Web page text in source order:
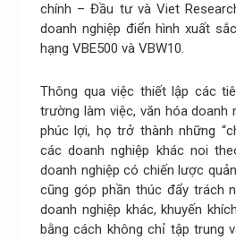
chính – Đầu tư và Viet
doanh nghiệp điển hình xuất
hạng VBE500 và VBW10.
Thông qua việc thiết lập các
trường làm việc, văn hóa doanh
phúc lợi, họ trở thành những
các doanh nghiệp khác noi
doanh nghiệp có chiến lược
cũng góp phần thúc đẩy trách
doanh nghiệp khác, khuyến
bằng cách không chỉ tập trung